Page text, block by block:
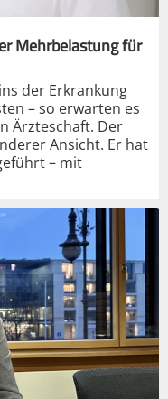
Mehrbelastung für
der Erkrankung
– so erwarten es
Ärzteschaft. Der
Ansicht. Er hat
– mit